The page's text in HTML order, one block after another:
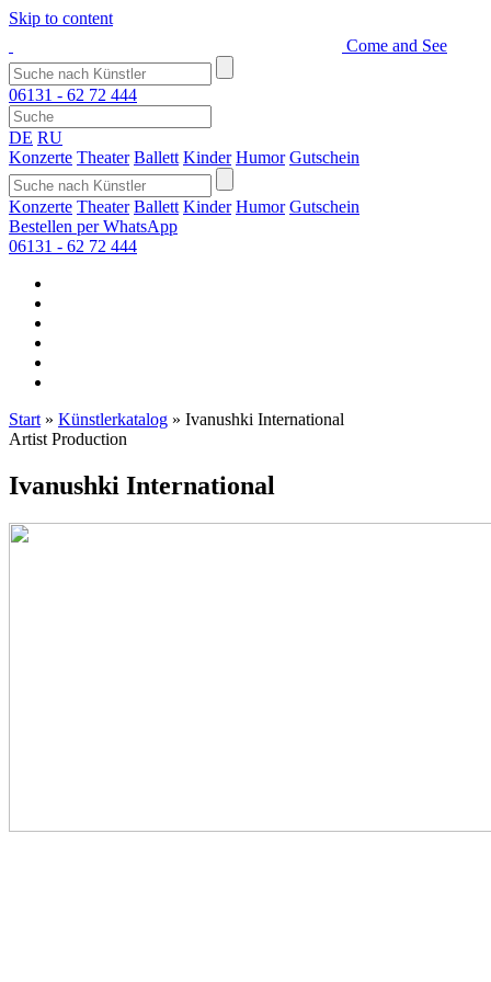
Skip to content
Come and See
06131 - 62 72 444
DE RU
Konzerte Theater Ballett Kinder Humor Gutschein
Konzerte Theater Ballett Kinder Humor Gutschein
Bestellen per WhatsApp
06131 - 62 72 444
Start » Künstlerkatalog » Ivanushki International
Artist Production
Ivanushki International